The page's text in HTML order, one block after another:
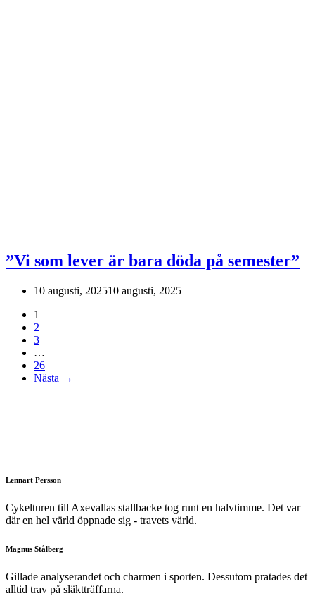
”Vi som lever är bara döda på semester”
10 augusti, 202510 augusti, 2025
1
2
3
…
26
Nästa →
Lennart Persson
Cykelturen till Axevallas stallbacke tog runt en halvtimme. Det var
där en hel värld öppnade sig - travets värld.
Magnus Stålberg
Gillade analyserandet och charmen i sporten. Dessutom pratades det
alltid trav på släktträffarna.